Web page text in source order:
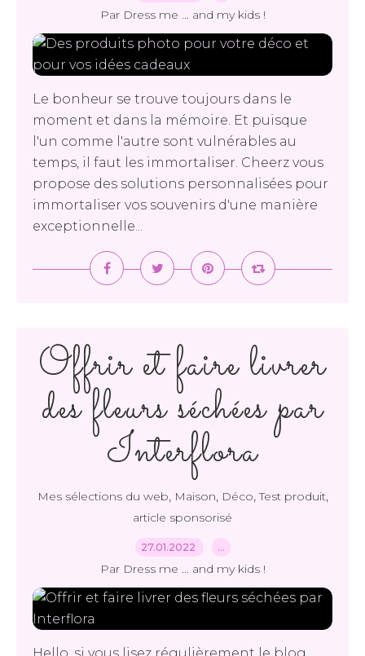
Par Dress me ... and my kids !
Le bonheur se trouve toujours dans le
moment et dans la mémoire. Et puisque
l'un comme l'autre sont vulnérables au
temps, il faut les immortaliser. Cheerz vous
propose des solutions personnalisées pour
immortaliser vos souvenirs d'une manière
exceptionnelle...
Offrir et faire livrer
des fleurs séchées par
Interflora
Mes sélections du web, Maison, Déco,Test produit,
article sponsorisé
27.01.2022 …
Par Dress me ... and my kids !